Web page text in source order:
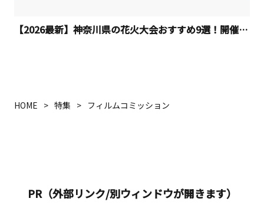
【2026最新】神奈川県の花火大会おすすめ9選！開催日程
HOME 特集 フィルムコミッション
PR（外部リンク/別ウィンドウが開きます）